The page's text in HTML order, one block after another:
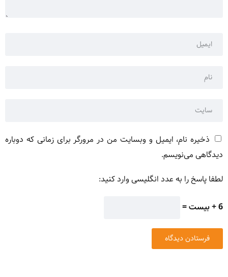
ذخیره نام، ایمیل و وبسایت من در مرورگر برای زمانی که دوباره
دیدگاهی می‌نویسم.
لطفا پاسخ را به عدد انگلیسی وارد کنید:
6 + بیست =